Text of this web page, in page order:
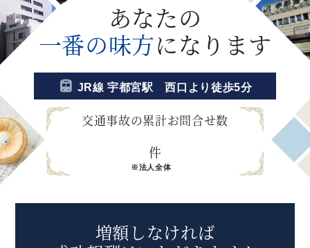
あなたの
一番の味方になります
JR線 宇都宮駅 西口より徒歩5分
交通事故の累計お問合せ数
件
※法人全体
増額しなければ